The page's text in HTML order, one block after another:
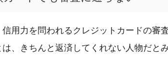
用力を問われるクレジットカードの審
、きちんと返済してくれない人物だと